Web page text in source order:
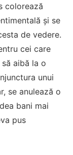
colorează
și se
de vedere.
cei care
aibă la o
unui
se anulează o
bani mai
pus